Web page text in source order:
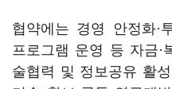
협약에는 경영 안정화·
프로그램 운영 등 자금·
술협력 및 정보공유 활